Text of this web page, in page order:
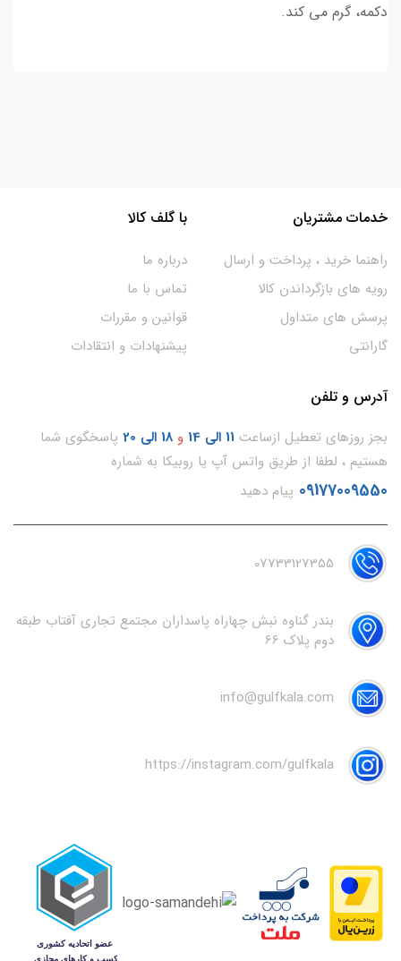
دکمه، گرم می کند.
خدمات مشتریان
راهنما خرید ، پرداخت و ارسال
رویه های بازگرداندن کالا
پرسش های متداول
گارانتی
با گلف کالا
درباره ما
تماس با ما
قوانین و مقررات
پیشنهادات و انتقادات
آدرس و تلفن
بجز روزهای تعطیل ازساعت 11 الی 14 و 18 الی 20
پاسخگوی شما
هستیم ، لطفا از طریق واتس آپ یا روبیکا به شماره
09177009550 پیام دهید
07733127355
بندر گناوه نبش چهاراه پاسداران مجتمع تجاری آفتاب طبقه
دوم پلاک 66
info@gulfkala.com
https://instagram.com/gulfkala